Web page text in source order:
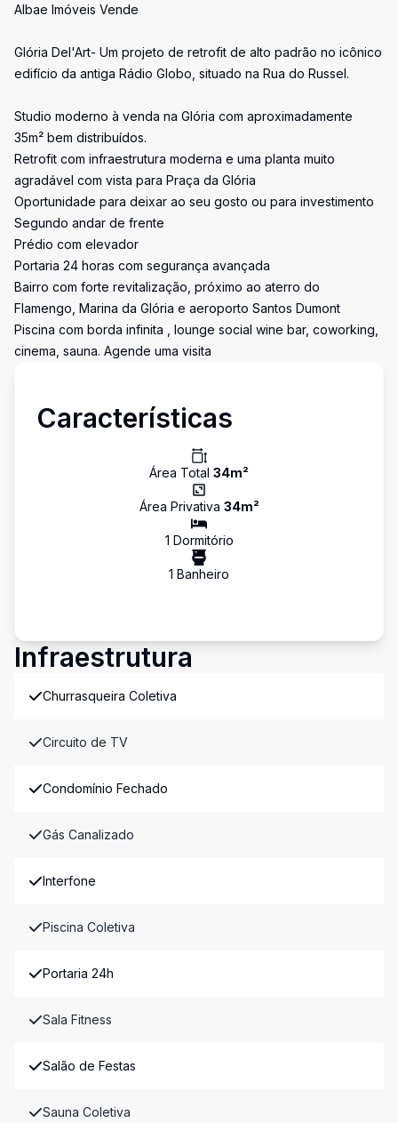
Albae Imóveis Vende
Glória Del'Art- Um projeto de retrofit de alto padrão no icônico
edifício da antiga Rádio Globo, situado na Rua do Russel.
Studio moderno à venda na Glória com aproximadamente
35m² bem distribuídos.
Retrofit com infraestrutura moderna e uma planta muito
agradável com vista para Praça da Glória
Oportunidade para deixar ao seu gosto ou para investimento
Segundo andar de frente
Prédio com elevador
Portaria 24 horas com segurança avançada
Bairro com forte revitalização, próximo ao aterro do
Flamengo, Marina da Glória e aeroporto Santos Dumont
Piscina com borda infinita , lounge social wine bar, coworking,
cinema, sauna. Agende uma visita
Características
Área Total 34m²
Área Privativa 34m²
1 Dormitório
1 Banheiro
Infraestrutura
Churrasqueira Coletiva
Circuito de TV
Condomínio Fechado
Gás Canalizado
Interfone
Piscina Coletiva
Portaria 24h
Sala Fitness
Salão de Festas
Sauna Coletiva